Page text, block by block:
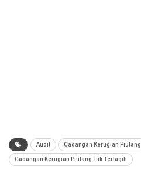
Audit Cadangan Kerugian Piutang
Cadangan Kerugian Piutang Tak Tertagih